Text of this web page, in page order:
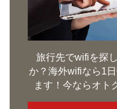
旅行先でwifiを探
か？海外wifiなら1
ます！今ならオト